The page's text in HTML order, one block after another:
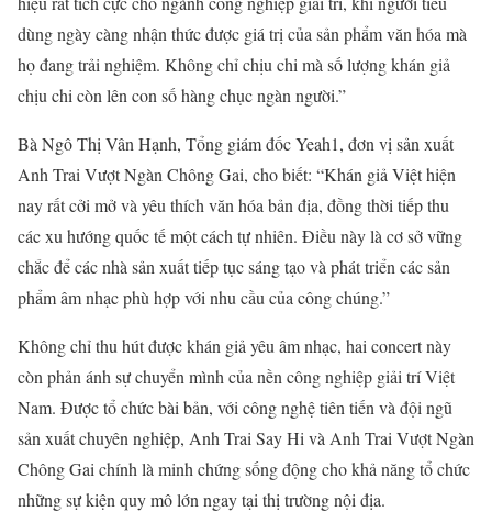
dùng ngày càng nhận thức được giá trị của sản phẩm văn hóa mà
họ đang trải nghiệm. Không chỉ chịu chi mà số lượng khán giả
chịu chi còn lên con số hàng chục ngàn người.”
Bà Ngô Thị Vân Hạnh, Tổng giám đốc Yeah1, đơn vị sản xuất
Anh Trai Vượt Ngàn Chông Gai, cho biết: “Khán giả Việt hiện
nay rất cởi mở và yêu thích văn hóa bản địa, đồng thời tiếp thu
các xu hướng quốc tế một cách tự nhiên. Điều này là cơ sở vững
chắc để các nhà sản xuất tiếp tục sáng tạo và phát triển các sản
phẩm âm nhạc phù hợp với nhu cầu của công chúng.”
Không chỉ thu hút được khán giả yêu âm nhạc, hai concert này
còn phản ánh sự chuyển mình của nền công nghiệp giải trí Việt
Nam. Được tổ chức bài bản, với công nghệ tiên tiến và đội ngũ
sản xuất chuyên nghiệp, Anh Trai Say Hi và Anh Trai Vượt Ngàn
Chông Gai chính là minh chứng sống động cho khả năng tổ chức
những sự kiện quy mô lớn ngay tại thị trường nội địa.